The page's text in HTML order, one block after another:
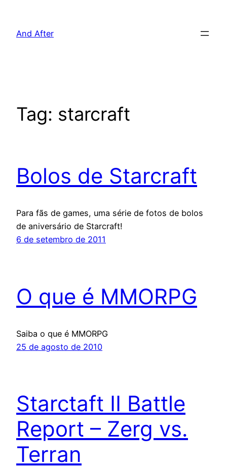
And After
Tag: starcraft
Bolos de Starcraft
Para fãs de games, uma série de fotos de bolos
de aniversário de Starcraft!
6 de setembro de 2011
O que é MMORPG
Saiba o que é MMORPG
25 de agosto de 2010
Starctaft II Battle
Report – Zerg vs.
Terran